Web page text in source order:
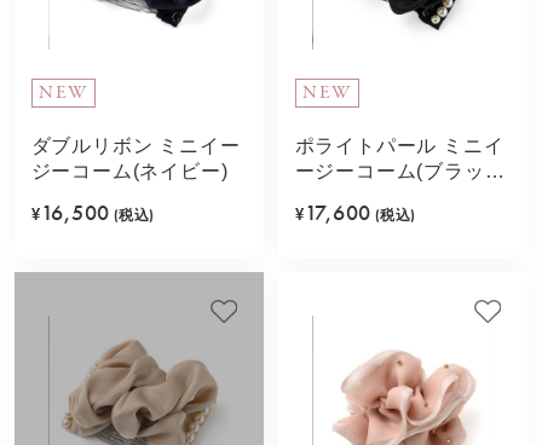
NEW
ダブルリボン ミニイー
ジーコーム(ネイビー)
¥ 16,500 (税込)
NEW
ポライトパール ミニイ
ージーコーム(ブラッ
¥ 17,600 (税込)